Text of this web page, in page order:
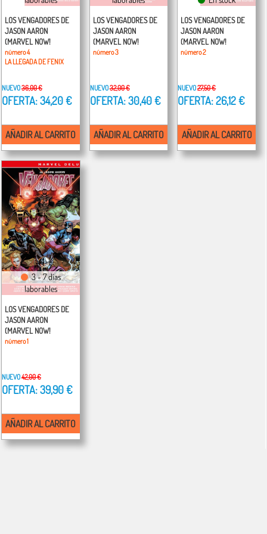
LOS VENGADORES DE
JASON AARON
(MARVEL NOW!
DELUXE)
número 4
LA LLEGADA DE FENIX
NUEVO36,00 €
OFERTA: 34,20 €
AÑADIR AL CARRITO
LOS VENGADORES DE
JASON AARON
(MARVEL NOW!
DELUXE)
número 3
NUEVO32,00 €
OFERTA: 30,40 €
AÑADIR AL CARRITO
LOS VENGADORES DE
JASON AARON
(MARVEL NOW!
DELUXE)
número 2
NUEVO27,50 €
OFERTA: 26,12 €
AÑADIR AL CARRITO
3 - 7 días
laborables
LOS VENGADORES DE
JASON AARON
(MARVEL NOW!
DELUXE)
número 1
NUEVO42,00 €
OFERTA: 39,90 €
AÑADIR AL CARRITO